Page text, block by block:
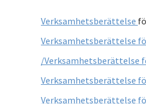
Verksamhetsberättelse
Verksamhetsberättelse
/Verksamhetsberättelse
Verksamhetsberättelse
Verksamhetsberättelse